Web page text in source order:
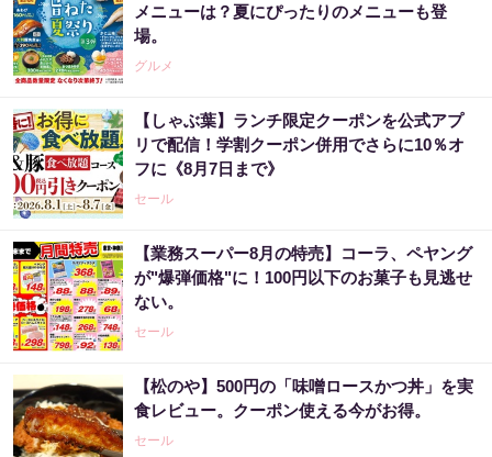
メニューは？夏にぴったりのメニューも登
場。
グルメ
【しゃぶ葉】ランチ限定クーポンを公式アプ
リで配信！学割クーポン併用でさらに10％オ
フに《8月7日まで》
セール
【業務スーパー8月の特売】コーラ、ペヤング
が"爆弾価格"に！100円以下のお菓子も見逃せ
ない。
セール
【松のや】500円の「味噌ロースかつ丼」を実
食レビュー。クーポン使える今がお得。
セール